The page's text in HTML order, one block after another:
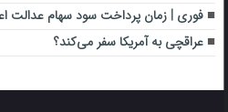
فوری | زمان پرداخت سود سهام عدالت
عراقچی به آمریکا سفر می‌کند؟